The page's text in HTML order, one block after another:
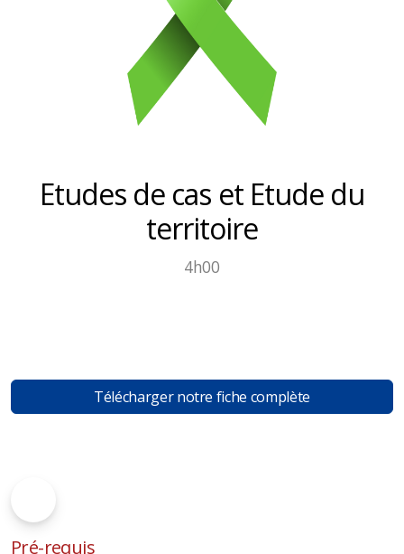
Etudes de cas et Etude du
territoire
4h00
Télécharger notre fiche complète
Pré-requis